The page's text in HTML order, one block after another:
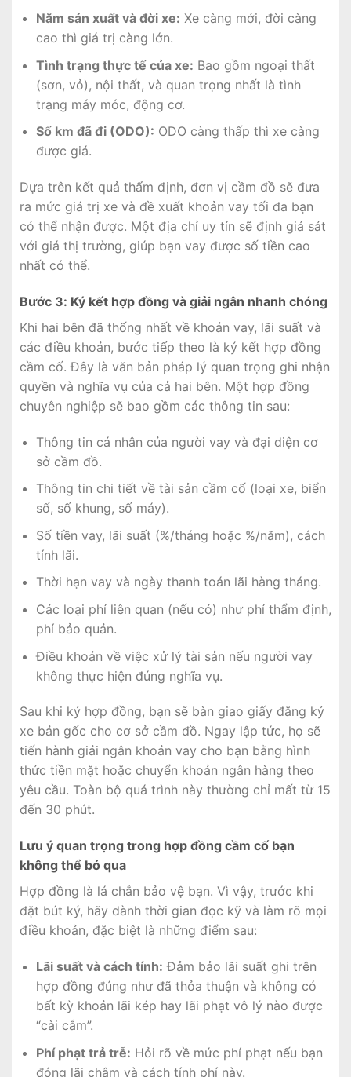
Năm sản xuất và đời xe: Xe càng mới, đời càng
cao thì giá trị càng lớn.
Tình trạng thực tế của xe: Bao gồm ngoại thất
(sơn, vỏ), nội thất, và quan trọng nhất là tình
trạng máy móc, động cơ.
Số km đã đi (ODO): ODO càng thấp thì xe càng
được giá.
Dựa trên kết quả thẩm định, đơn vị cầm đồ sẽ đưa
ra mức giá trị xe và đề xuất khoản vay tối đa bạn
có thể nhận được. Một địa chỉ uy tín sẽ định giá sát
với giá thị trường, giúp bạn vay được số tiền cao
nhất có thể.
Bước 3: Ký kết hợp đồng và giải ngân nhanh chóng
Khi hai bên đã thống nhất về khoản vay, lãi suất và
các điều khoản, bước tiếp theo là ký kết hợp đồng
cầm cố. Đây là văn bản pháp lý quan trọng ghi nhận
quyền và nghĩa vụ của cả hai bên. Một hợp đồng
chuyên nghiệp sẽ bao gồm các thông tin sau:
Thông tin cá nhân của người vay và đại diện cơ
sở cầm đồ.
Thông tin chi tiết về tài sản cầm cố (loại xe, biển
số, số khung, số máy).
Số tiền vay, lãi suất (%/tháng hoặc %/năm), cách
tính lãi.
Thời hạn vay và ngày thanh toán lãi hàng tháng.
Các loại phí liên quan (nếu có) như phí thẩm định,
phí bảo quản.
Điều khoản về việc xử lý tài sản nếu người vay
không thực hiện đúng nghĩa vụ.
Sau khi ký hợp đồng, bạn sẽ bàn giao giấy đăng ký
xe bản gốc cho cơ sở cầm đồ. Ngay lập tức, họ sẽ
tiến hành giải ngân khoản vay cho bạn bằng hình
thức tiền mặt hoặc chuyển khoản ngân hàng theo
yêu cầu. Toàn bộ quá trình này thường chỉ mất từ 15
đến 30 phút.
Lưu ý quan trọng trong hợp đồng cầm cố bạn
không thể bỏ qua
Hợp đồng là lá chắn bảo vệ bạn. Vì vậy, trước khi
đặt bút ký, hãy dành thời gian đọc kỹ và làm rõ mọi
điều khoản, đặc biệt là những điểm sau:
Lãi suất và cách tính: Đảm bảo lãi suất ghi trên
hợp đồng đúng như đã thỏa thuận và không có
bất kỳ khoản lãi kép hay lãi phạt vô lý nào được
“cài cắm”.
Phí phạt trả trễ: Hỏi rõ về mức phí phạt nếu bạn
đóng lãi chậm và cách tính phí này.